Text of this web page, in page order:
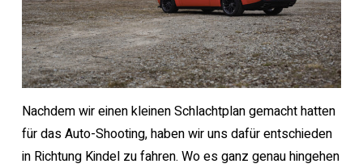
Nachdem wir einen kleinen Schlachtplan gemacht hatten
für das Auto-Shooting, haben wir uns dafür entschieden
in Richtung Kindel zu fahren. Wo es ganz genau hingehen